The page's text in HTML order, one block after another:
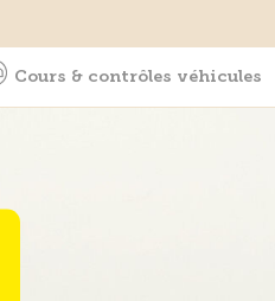
Cours &
Cours & contrôles véhicules